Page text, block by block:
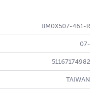
BM0X507-461-R
07-
51167174982
TAIWAN